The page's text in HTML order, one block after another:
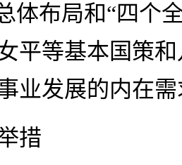
体布局和“四个
平等基本国策
业发展的内在
措